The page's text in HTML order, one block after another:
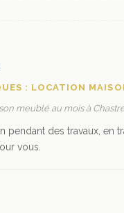
: LOCATION
meublé au mois à
pendant des travaux, en
vous.